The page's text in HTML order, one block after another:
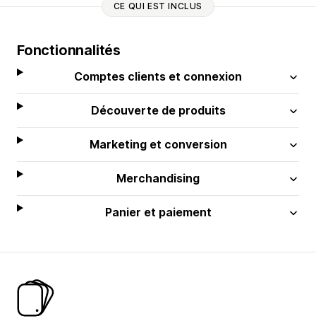
CE QUI EST INCLUS
Fonctionnalités
Comptes clients et connexion
Découverte de produits
Marketing et conversion
Merchandising
Panier et paiement